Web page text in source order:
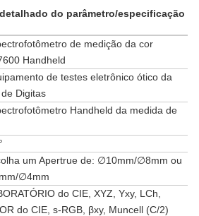
do parâmetro/especificação
de medição da cor
Handheld
de testes eletrônico ótico da
Digitas
Handheld da medida de
um Apertrue de: ∅10mm/∅8mm ou
∅4mm
do CIE, XYZ, Yxy, LCh,
do CIE, s-RGB, βxy, Muncell (C/2)